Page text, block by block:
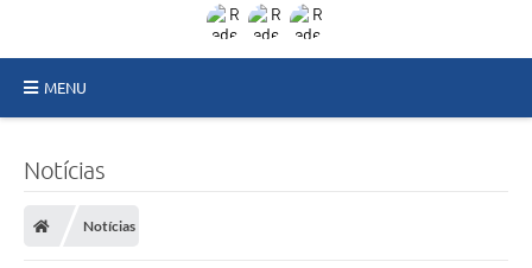
MENU
Meio Ambiente
Notícias
Notícias